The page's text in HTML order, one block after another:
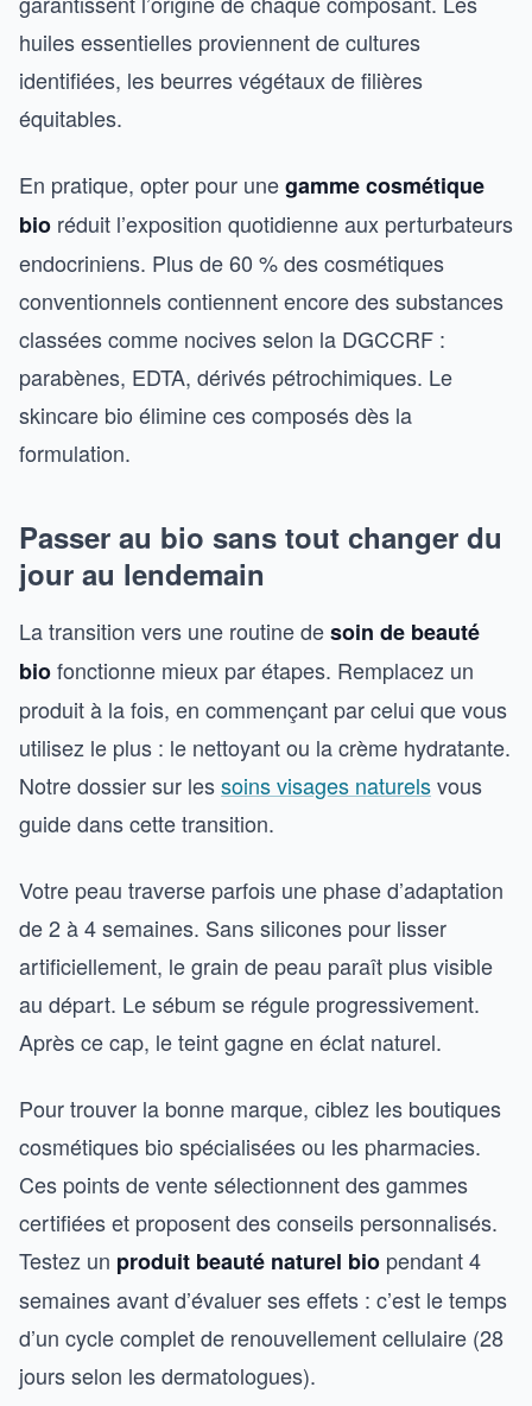
huiles essentielles proviennent de cultures
identifiées, les beurres végétaux de filières
équitables.
En pratique, opter pour unegamme cosmétique
bio réduit l’exposition quotidienne aux perturbateurs
endocriniens. Plus de 60 % des cosmétiques
conventionnels contiennent encore des substances
classées comme nocives selon la DGCCRF :
parabènes, EDTA, dérivés pétrochimiques. Le
skincare bio élimine ces composés dès la
formulation.
Passer au bio sans tout changer du
jour au lendemain
La transition vers une routine desoin de beauté
biofonctionne mieux par étapes. Remplacez un
produit à la fois, en commençant par celui que vous
utilisez le plus : le nettoyant ou la crème hydratante.
Notre dossier sur lessoins visages naturelsvous
guide dans cette transition.
Votre peau traverse parfois une phase d’adaptation
de 2 à 4 semaines. Sans silicones pour lisser
artificiellement, le grain de peau paraît plus visible
au départ. Le sébum se régule progressivement.
Après ce cap, le teint gagne en éclat naturel.
Pour trouver la bonne marque, ciblez les boutiques
cosmétiques bio spécialisées ou les pharmacies.
Ces points de vente sélectionnent des gammes
certifiées et proposent des conseils personnalisés.
Testez un produit beauté naturel bio pendant 4
semaines avant d’évaluer ses effets : c’est le temps
d’un cycle complet de renouvellement cellulaire (28
jours selon les dermatologues).